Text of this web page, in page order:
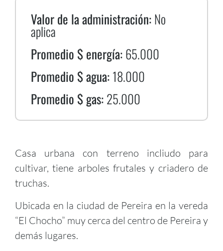
Valor de la administración:No
aplica
Promedio $ energía:65.000
Promedio $ agua:18.000
Promedio $ gas:25.000
Casa urbana con terreno incliudo para
cultivar, tiene arboles frutales y criadero de
truchas.
Ubicada en la ciudad de Pereira en la vereda
“El Chocho” muy cerca del centro de Pereira y
demás lugares.